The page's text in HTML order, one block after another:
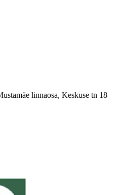
linnaosa, Keskuse tn 18